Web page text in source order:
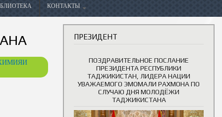
КОНТАКТЫ
ПРЕЗИДЕНТ
ПОЗДРАВИТЕЛЬНОЕ ПОСЛАНИЕ
ПРЕЗИДЕНТА РЕСПУБЛИКИ
ТАДЖИКИСТАН, ЛИДЕРА НАЦИИ
УВАЖАЕМОГО ЭМОМАЛИ РАХМОНА ПО
СЛУЧАЮ ДНЯ МОЛОДЁЖИ
ТАДЖИКИСТАНА